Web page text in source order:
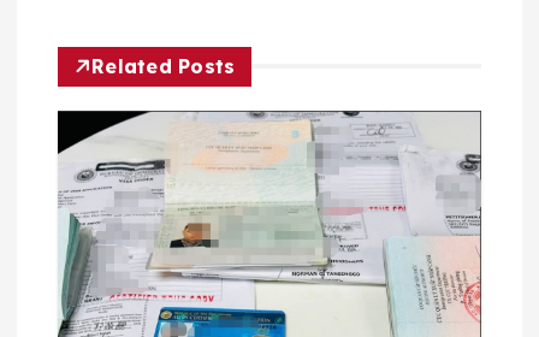
航
Related Posts